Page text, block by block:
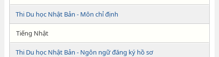
Thi Du học Nhật Bản - Môn chỉ định
Tiếng Nhật
Thi Du học Nhật Bản - Ngôn ngữ đăng ký hồ sơ